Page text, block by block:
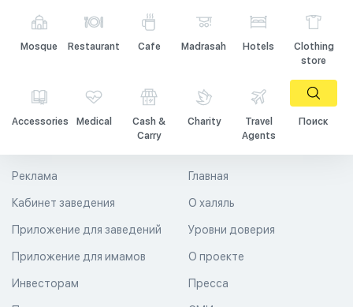
Mosque Restaurant Cafe Madrasah Hotels
Clothing
store
Accessories Medical
Cash &
Carry
Charity
Travel
Agents
Поиск
Главная
О халяль
Уровни доверия
Реклама
Кабинет заведения
Приложение для заведений
Приложение для имамов О проекте
Пресса
Инвесторам